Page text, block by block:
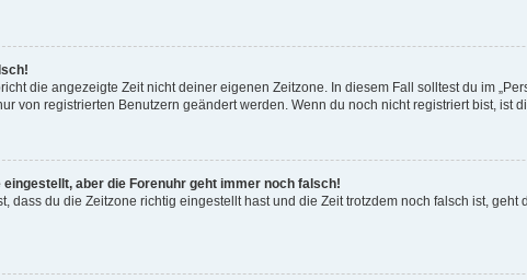
die angezeigte Zeit nicht deiner eigenen Zeitzone. In diesem Fall solltest du im
von registrierten Benutzern geändert werden. Wenn du noch nicht registriert bist, ist
eingestellt, aber die Forenuhr geht immer noch falsch!
dass du die Zeitzone richtig eingestellt hast und die Zeit trotzdem noch falsch ist,